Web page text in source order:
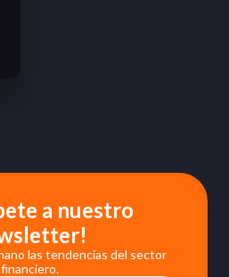
a nuestro
las tendencias del sector
financiero.